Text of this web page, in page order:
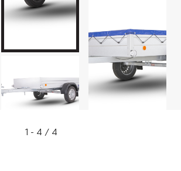
1 - 4 / 4